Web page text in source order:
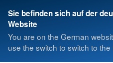
Sie befinden sich auf der
Website
You are on the German
use the switch to switch to